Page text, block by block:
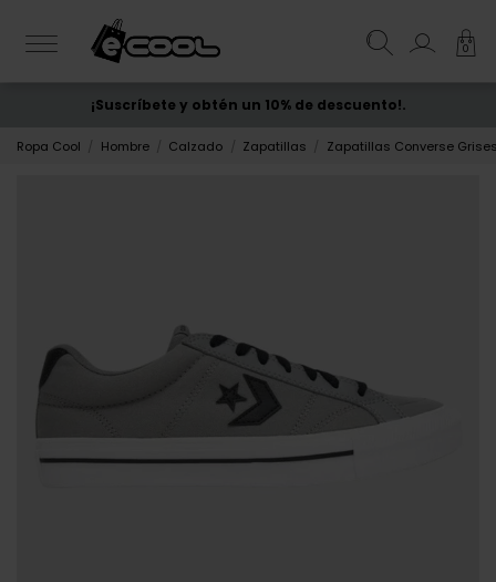
0
ENVÍO GRATIS desde 50€
¡Suscríbete y obtén un 10% de descuento!.
Ropa Cool Hombre Calzado Zapatillas Zapatillas Converse